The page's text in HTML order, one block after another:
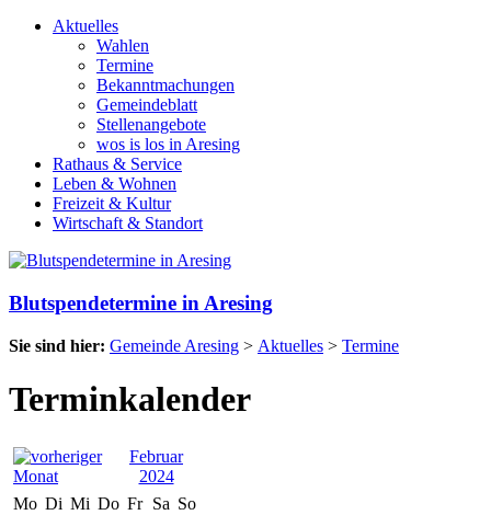
Aktuelles
Wahlen
Termine
Bekanntmachungen
Gemeindeblatt
Stellenangebote
wos is los in Aresing
Rathaus & Service
Leben & Wohnen
Freizeit & Kultur
Wirtschaft & Standort
Blutspendetermine in Aresing
Sie sind hier: Gemeinde Aresing > Aktuelles > Termine
Terminkalender
Februar
2024
Mo Di Mi Do Fr Sa So